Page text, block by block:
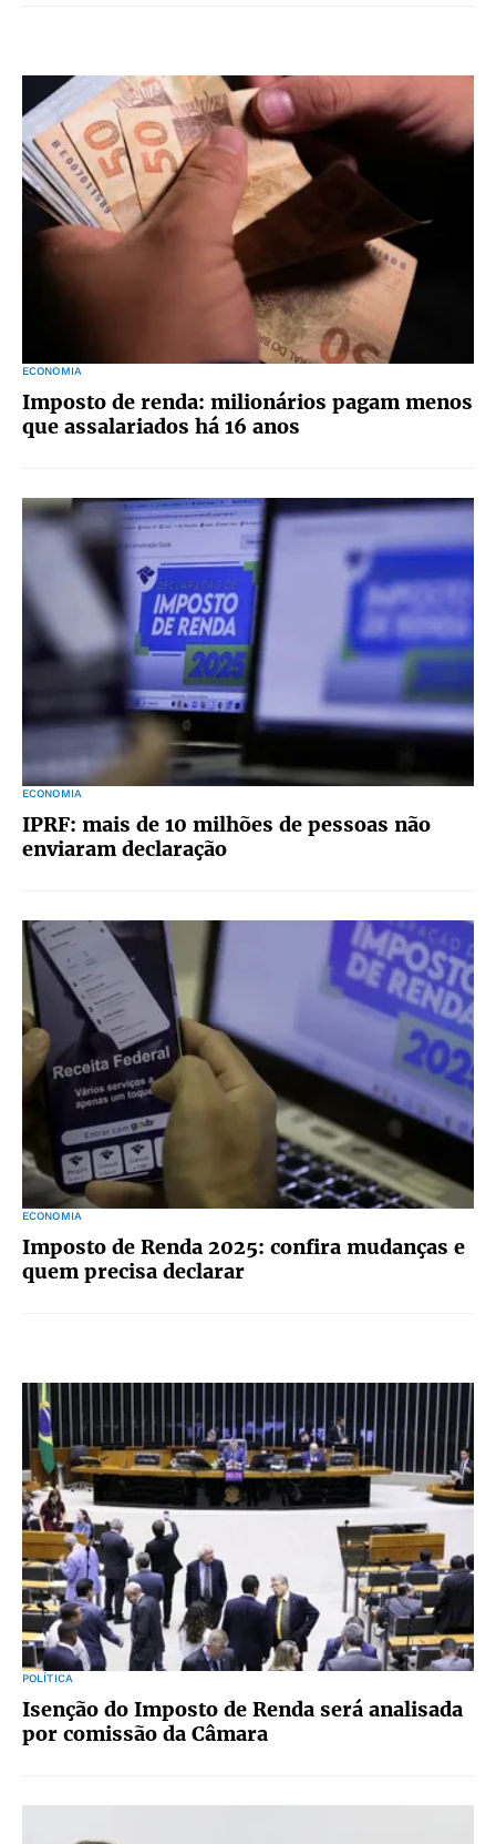
ECONOMIA
Imposto de renda: milionários pagam menos
que assalariados há 16 anos
ECONOMIA
IPRF: mais de 10 milhões de pessoas não
enviaram declaração
ECONOMIA
Imposto de Renda 2025: confira mudanças e
quem precisa declarar
POLÍTICA
Isenção do Imposto de Renda será analisada
por comissão da Câmara